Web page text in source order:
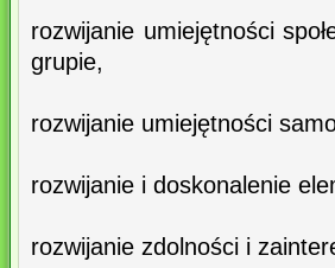
rozwijanie umiejętności
grupie,
rozwijanie umiejętności
rozwijanie i doskonalenie
rozwijanie zdolności i